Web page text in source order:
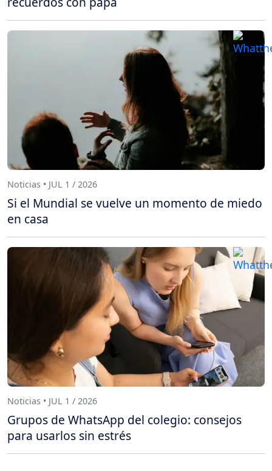
Noticias • JUL 1 / 2026
Si el Mundial se vuelve un momento de miedo
en casa
Noticias • JUL 1 / 2026
Grupos de WhatsApp del colegio: consejos
para usarlos sin estrés